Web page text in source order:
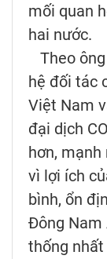
mối quan
hai nước.
Theo
hệ đối tác
Việt Nam
đại dịch
hơn,
vì lợi ích
bình, ổn
Đông Nam
thống